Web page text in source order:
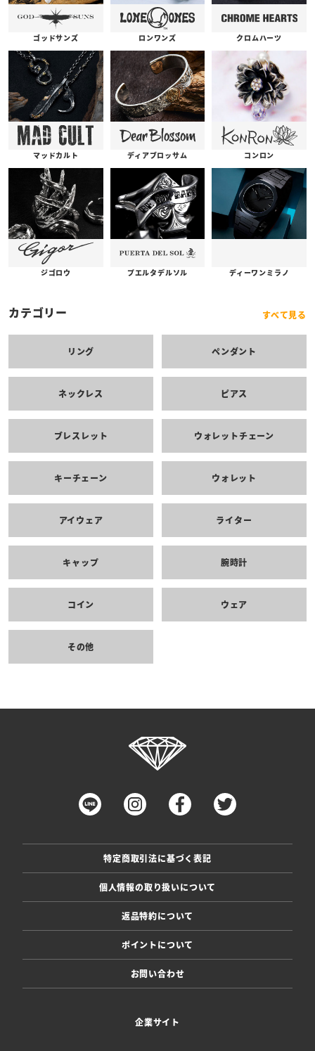
ゴッドサンズ ロンワンズ クロムハーツ
マッドカルト ディアブロッサム コンロン
ジゴロウ プエルタデルソル ディーワンミラノ
カテゴリー すべて見る
リング ペンダント
ネックレス ピアス
ブレスレット ウォレットチェーン
キーチェーン ウォレット
アイウェア ライター
キャップ 腕時計
コイン ウェア
その他
特定商取引法に基づく表記
個人情報の取り扱いについて
返品特約について
ポイントについて
お問い合わせ
企業サイト